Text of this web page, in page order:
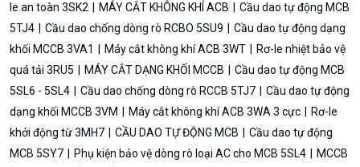
le an toàn 3SK2
MÁY CẮT KHÔNG KHÍ ACB
Cầu dao tự động MCB
5TJ4
Cầu dao chống dòng rò RCBO 5SU9
Cầu dao tự động dạng
khối MCCB 3VA1
Máy cắt không khí ACB 3WT
Rơ-le nhiệt bảo vệ
quá tải 3RU5
MÁY CẮT DẠNG KHỐI MCCB
Cầu dao tự động MCB
5SL6 - 5SL4
Cầu dao chống dòng rò RCCB 5TJ7
Cầu dao tự động
dạng khối MCCB 3VM
Máy cắt không khí ACB 3WA 3 cực
Rơ-le
khởi động từ 3MH7
CẦU DAO TỰ ĐỘNG MCB
Cầu dao tự động
MCB 5SY7
Phụ kiện bảo vệ dòng rò loại AC cho MCB 5SL4
MCCB